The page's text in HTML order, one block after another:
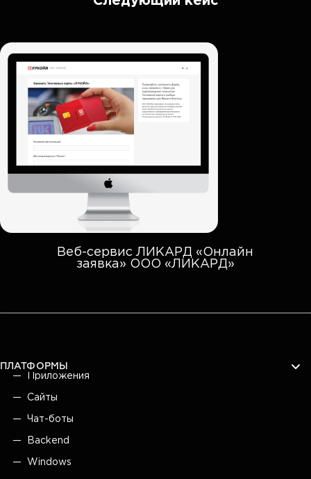
Веб-сервис ЛИКАРД «Онлайн
заявка» ООО «ЛИКАРД»
ПЛАТФОРМЫ
Приложения
Сайты
Чат-боты
Backend
Windows